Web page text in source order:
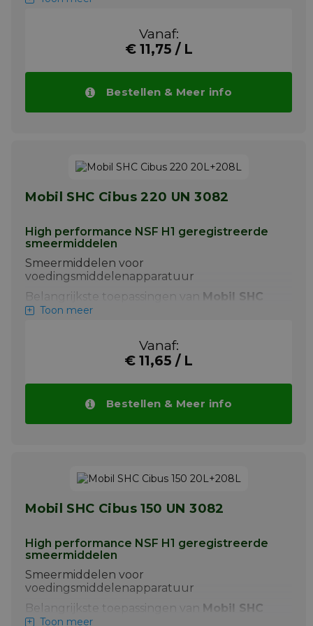
tandwiel-, lager- en circulatiesystemen
De smeermiddelen van de Mobil SHC Cibus
uiteenlopende tandwiel- en
lagertoepassingen in de voedingsmiddelen
onderhoudskosten voor het vervangen van
onderdelen, het reinigen van systemen en
Meer info
Vanaf:
€ 11,75 / L
Bestellen & Meer info
Mobil SHC Cibus 220 UN 3082
High performance NSF H1 geregistreerde
smeermiddelen
Smeermiddelen voor
voedingsmiddelenapparatuur
Belangrijkste toepassingen van Mobil SHC
Cibus 220zijn:
tandwiel-, lager- en circulatiesystemen
De smeermiddelen van de Mobil SHC Cibus
uiteenlopende tandwiel- en
lagertoepassingen in de voedingsmiddelen
onderhoudskosten voor het vervangen van
onderdelen, het reinigen van systemen en
Meer info
Toon meer
Vanaf:
€ 11,65 / L
Bestellen & Meer info
Mobil SHC Cibus 150 UN 3082
High performance NSF H1 geregistreerde
smeermiddelen
Smeermiddelen voor
voedingsmiddelenapparatuur
Belangrijkste toepassingen van Mobil SHC
Cibus 150zijn:
Toon meer